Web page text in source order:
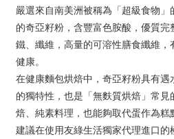
嚴選來自南美洲被稱為「超級食物
的奇亞籽粉，含豐富色胺酸，優質完
鐵、纖維，高量的可溶性膳食纖維
健康。
在健康麵包烘焙中，奇亞籽粉具有
的獨特性，也是「無麩質烘焙」常
焙、純素料理，也能夠取代蛋作為糕
建議在使用友綠生活獨家代理進口的